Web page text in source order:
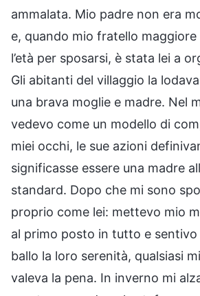
ammalata. Mio padre non era
e, quando mio fratello
l’età per sposarsi, è stata lei a
Gli abitanti del villaggio la
una brava moglie e madre. Nel
vedevo come un modello di
miei occhi, le sue azioni
significasse essere una madre
standard. Dopo che mi sono
proprio come lei: mettevo mio
al primo posto in tutto e sentivo
ballo la loro serenità, qualsiasi
valeva la pena. In inverno mi